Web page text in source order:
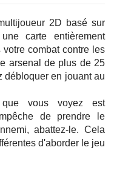
2D basé sur
carte entièrement
combat contre les
arsenal de plus de 25
débloquer en jouant au
que vous voyez est
de prendre le
abattez-le. Cela
d'aborder le jeu